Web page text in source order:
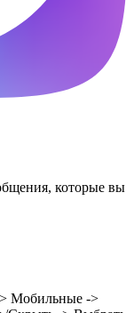
которые вы
> Мобильные ->